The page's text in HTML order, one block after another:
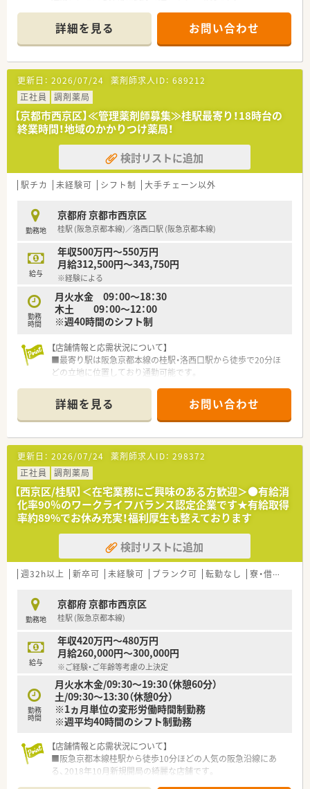
あたり70~80枚程度を対応していただきます。
■店舗の勤務体制については、薬剤師が3名、事務スタッフも在
籍しており、互いに協力し合いながら業務を行っています。
【法人特徴について】
■全国42都道府県にて722店舗の調剤薬局を運営している非常
に安定した大手企業です。
■95%の店舗が医療機関とマンツーマン出店をしており、医師
とのスムーズな連携を実現しております。
■異業種とコラボレーションした複合店舗開発も積極的に行っ
ており、将来を見据えた戦略的な事業展開を進めています。
【想定されるキャリアイメージ】
■入社後は店舗での経験を積み、最短3年目で管理薬剤師、その
す。
■現場でのスペシャリストを目指すだけでなく、ご本人の希望と
適性に応じて教育担当や人事部などへのジョブチェンジも可能
です。
■年1回の面談を通じて自身のキャリアについて上司と相談でき
る機会があり、目標に向かって着実に成長できる環境が整ってい
ます。
【やりがい/おすすめポイント】
■医師との緊密な連携のもと、検査値データの共有などを通じ
す。
■手厚い福利厚生や柔軟な勤務体制が整っており、ライフステー
ジが変化しても安心して長く働き続けられる点が大きな魅力で
で明確に評価されるため、常に高いモチベーションを持って働け
ます。
詳細を見る お問い合わせ
更新日： 2026/07/24 薬剤師求人ID： 689212
正社員
調剤薬局
【京都市西京区】≪管理薬剤師募集≫桂駅最寄り！18時台の
終業時間！地域のかかりつけ薬局！
検討リストに追加
駅チカ 未経験可 シフト制 大手チェーン以外
勤務地
京都府 京都市西京区
桂駅 (阪急京都本線)／洛西口駅 (阪急京都本線)
給与
年収500万円～550万円
月給312,500円～343,750円
※経験による
勤務
時間
月火水金 09：00～18：30
木土 09：00～12：00
※週40時間のシフト制
【店舗情報と応需状況について】
■最寄り駅は阪急京都本線の桂駅・洛西口駅から徒歩で20分ほ
どの立地に位置しており通勤可能です。
平均30枚から40枚と比較的落ち着いた環境で業務に取り組めま
す。
■現在、薬剤師は常勤2名、パート2名、事務2名の体制で運営され
ており、ゆとりのある人員配置で業務に専念できる環境です。
【募集背景と求める人物像について】
■この度は欠員補充のための募集であり、地域医療に貢献したい
という熱意のある方を求めています。
■実績も大切ですが、何よりも素直で周りの方々と協調性を大切
にできる「人物」を重視して採用を検討いたします。
■即戦力となる管理薬剤師の着任も歓迎しており、ご自身のこれ
までの経験を活かしてキャリアアップを目指したい方にも最適
【求人情報について】
ら600万円の範囲で決定する年俸制の正社員募集です。
■年に1回の昇給制度が設けられており、日々の業務における成
果や貢献度がしっかりと給与に反映される体系です。
■安心感を高める病気入院補償制度など、大手グループならでは
の充実した福利厚生が用意されており長期就業をサポートしま
す。
【勤務実態について】
■年間休日は120日以上を確保しており、仕事とプライベートの
調和をしっかりと図ることが可能な環境です。
■残業が発生した際には1分単位で残業代が全額支給されるた
■入社後3ヶ月経過後には5日間のリフレッシュ休暇が付与さ
れ、年間130日以上の休日で心身ともにリフレッシュできます。
詳細を見る お問い合わせ
更新日： 2026/07/24 薬剤師求人ID： 298372
正社員
調剤薬局
【西京区/桂駅】＜在宅業務にご興味のある方歓迎＞●有給消
化率90％のワークライフバランス認定企業です★有給取得
率約89%でお休み充実！福利厚生も整えております
検討リストに追加
週32h以上 新卒可 未経験可 ブランク可 転勤なし 寮・借上社宅あり
勤務地
京都府 京都市西京区
桂駅 (阪急京都本線)
給与
年収420万円～480万円
月給260,000円～300,000円
※ご経験・ご年齢等考慮の上決定
勤務
時間
月火水木金/09:30〜19:30（休憩60分）
土/09:30〜13:30（休憩0分）
※1ヵ月単位の変形労働時間制勤務
※週平均40時間のシフト制勤務
【店舗情報と応需状況について】
■阪急京都本線桂駅から徒歩10分ほどの人気の阪急沿線にあ
る、2018年10月新規開局の綺麗な店舗です。